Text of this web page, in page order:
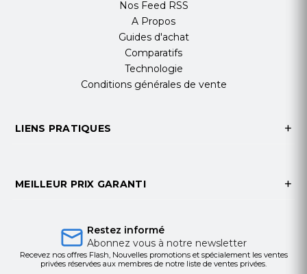
Nos Feed RSS
A Propos
Guides d'achat
Comparatifs
Technologie
Conditions générales de vente
LIENS PRATIQUES
MEILLEUR PRIX GARANTI
Restez informé
Abonnez vous à notre newsletter
Recevez nos offres Flash, Nouvelles promotions et spécialement les ventes
privées réservées aux membres de notre liste de ventes privées.